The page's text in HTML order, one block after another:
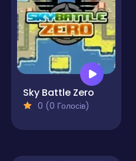
Sky Battle Zero
0 (0 Голосів)